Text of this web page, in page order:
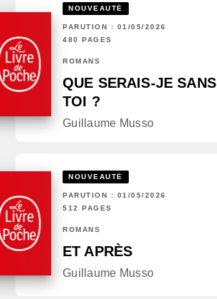
NOUVEAUTÉ
PARUTION : 01/05/2026
480 PAGES
ROMANS
QUE SERAIS-JE SANS
TOI ?
Guillaume Musso
NOUVEAUTÉ
PARUTION : 01/05/2026
512 PAGES
ROMANS
ET APRÈS
Guillaume Musso